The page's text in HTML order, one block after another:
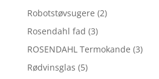
Robotstøvsugere (2)
Rosendahl fad (3)
ROSENDAHL Termokande (3)
Rødvinsglas (5)